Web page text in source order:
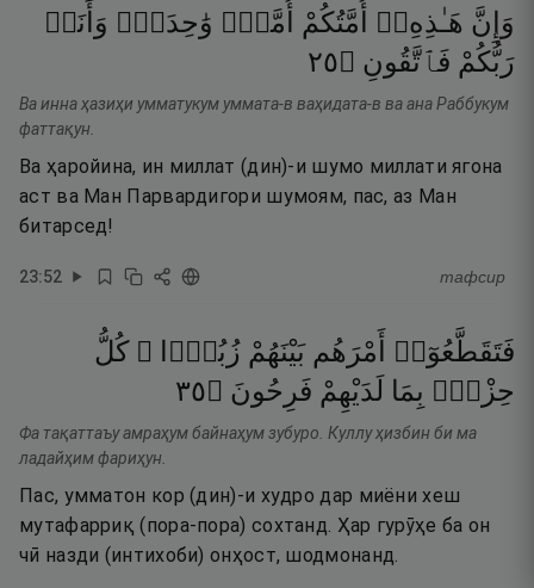
وَإِنَّ هَـٰذِهِۦٓ أُمَّتُكُمْ أُمَّةًۭ وَٰحِدَةًۭ وَأَنَا۠
رَبُّكُمْ فَٱتَّقُونِ ۝٥٢
Ва инна ҳазиҳи умматукум уммата-в ваҳидата-в ва ана Раббукум
фаттақун.
Ва ҳаройина, ин миллат (дин)-и шумо миллати ягона
аст ва Ман Парвардигори шумоям, пас, аз Ман
битарсед!
23:52 тафсир
فَتَقَطَّعُوٓا۟ أَمْرَهُم بَيْنَهُمْ زُبُرًۭا ۖ كُلُّ
حِزْبٍۭ بِمَا لَدَيْهِمْ فَرِحُونَ ۝٥٣
Фа тақаттаъу амраҳум байнаҳум зубуро. Куллу ҳизбин би ма
ладайҳим фариҳун.
Пас, умматон кор (дин)-и худро дар миёни хеш
мутафарриқ (пора-пора) сохтанд. Ҳар гурӯҳе ба он
чӣ назди (интихоби) онҳост, шодмонанд.